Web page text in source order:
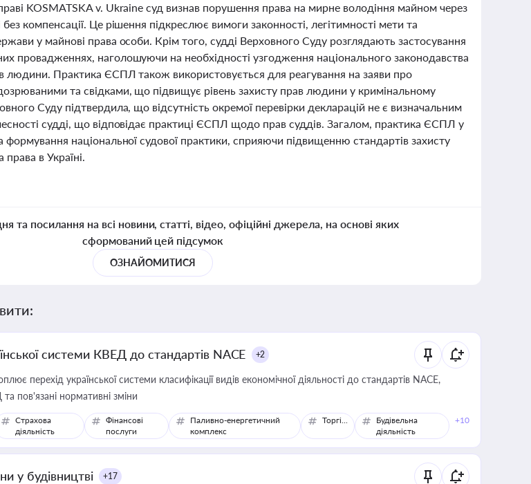
KOSMATSKA v. Ukraine суд визнав порушення права на мирне володіння майном через
компенсації. Це рішення підкреслює вимоги законності, легітимності мети та
у майнові права особи. Крім того, судді Верховного Суду розглядають застосування
провадженнях, наголошуючи на необхідності узгодження національного законодавства
людини. Практика ЄСПЛ також використовується для реагування на заяви про
та свідками, що підвищує рівень захисту прав людини у кримінальному
Суду підтвердила, що відсутність окремої перевірки декларацій не є визначальним
судді, що відповідає практиці ЄСПЛ щодо прав суддів. Загалом, практика ЄСПЛ у
формування національної судової практики, сприяючи підвищенню стандартів захисту
в Україні.
та посилання на всі новини, статті, відео, офіційні джерела, на основі яких
сформований цей підсумок
ОЗНАЙОМИТИСЯ
системи КВЕД до стандартів NACE +2
перехід української системи класифікації видів економічної діяльності до стандартів NACE,
пов'язані нормативні зміни
Страхова
діяльність
Фінансові
послуги
Паливно-енергетичний
комплекс
Торгівля
Будівельна
діяльність
+10
у будівництві +17